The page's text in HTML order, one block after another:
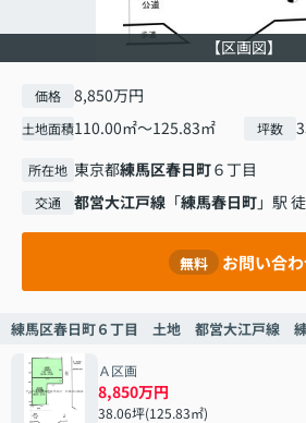
【区画図】
価格 8,850万円
土地面積110.00㎡～125.83㎡ 坪数
所在地 東京都練馬区春日町６丁目
交通 都営大江戸線 「練馬春日町」駅
無料 お問い合
練馬区春日町６丁目 土地 都営大江戸線 練
Ａ区画
8,850万円
38.06坪(125.83㎡)